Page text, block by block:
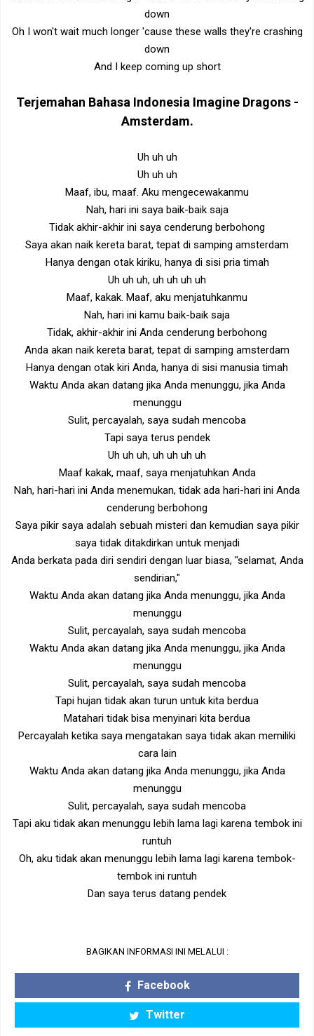
down
Oh I won't wait much longer 'cause these walls they're crashing
down
And I keep coming up short
Terjemahan Bahasa Indonesia Imagine Dragons -
Amsterdam.
Uh uh uh
Uh uh uh
Maaf, ibu, maaf. Aku mengecewakanmu
Nah, hari ini saya baik-baik saja
Tidak akhir-akhir ini saya cenderung berbohong
Saya akan naik kereta barat, tepat di samping amsterdam
Hanya dengan otak kiriku, hanya di sisi pria timah
Uh uh uh, uh uh uh uh
Maaf, kakak. Maaf, aku menjatuhkanmu
Nah, hari ini kamu baik-baik saja
Tidak, akhir-akhir ini Anda cenderung berbohong
Anda akan naik kereta barat, tepat di samping amsterdam
Hanya dengan otak kiri Anda, hanya di sisi manusia timah
Waktu Anda akan datang jika Anda menunggu, jika Anda
menunggu
Sulit, percayalah, saya sudah mencoba
Tapi saya terus pendek
Uh uh uh, uh uh uh uh
Maaf kakak, maaf, saya menjatuhkan Anda
Nah, hari-hari ini Anda menemukan, tidak ada hari-hari ini Anda
cenderung berbohong
Saya pikir saya adalah sebuah misteri dan kemudian saya pikir
saya tidak ditakdirkan untuk menjadi
Anda berkata pada diri sendiri dengan luar biasa, "selamat, Anda
sendirian,"
Waktu Anda akan datang jika Anda menunggu, jika Anda
menunggu
Sulit, percayalah, saya sudah mencoba
Waktu Anda akan datang jika Anda menunggu, jika Anda
menunggu
Sulit, percayalah, saya sudah mencoba
Tapi hujan tidak akan turun untuk kita berdua
Matahari tidak bisa menyinari kita berdua
Percayalah ketika saya mengatakan saya tidak akan memiliki
cara lain
Waktu Anda akan datang jika Anda menunggu, jika Anda
menunggu
Sulit, percayalah, saya sudah mencoba
Tapi aku tidak akan menunggu lebih lama lagi karena tembok ini
runtuh
Oh, aku tidak akan menunggu lebih lama lagi karena tembok-
tembok ini runtuh
Dan saya terus datang pendek
BAGIKAN INFORMASI INI MELALUI :
Facebook
Twitter